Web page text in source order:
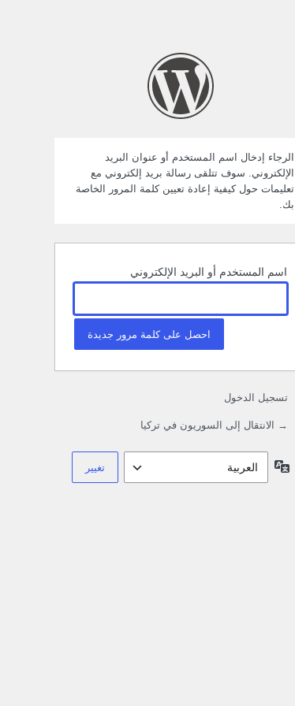
الرجاء إدخال اسم المستخدم أو عنوان البريد
الإلكتروني. سوف تتلقى رسالة بريد إلكتروني مع
تعليمات حول كيفية إعادة تعيين كلمة المرور الخاصة
بك.
اسم المستخدم أو البريد الإلكتروني
تسجيل الدخول
→ الانتقال إلى السوريون في تركيا
اللغة